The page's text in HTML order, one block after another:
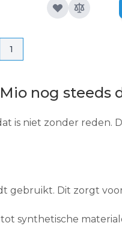
Pagina
Pagina
1
nog steeds
is niet zonder reden.
gebruikt. Dit zorgt
synthetische